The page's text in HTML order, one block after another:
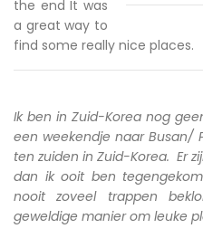
the end It was
a great way to
find some really nice places.
Ik ben in Zuid-Korea nog
een weekendje naar Busan/
ten zuiden in Zuid-Korea. Er
dan ik ooit ben
nooit zoveel trappen
geweldige manier om leuke